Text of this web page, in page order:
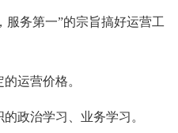
服务第一”的宗旨搞好运营工
运营价格。
政治学习、业务学习。